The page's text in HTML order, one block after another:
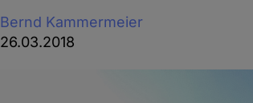
Bernd Kammermeier
26.03.2018